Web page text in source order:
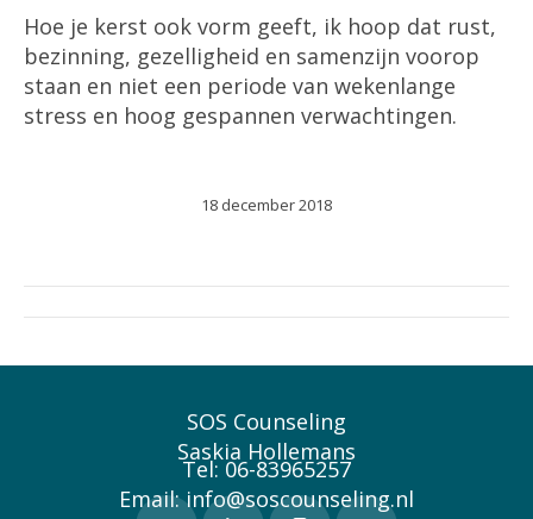
Hoe je kerst ook vorm geeft, ik hoop dat rust,
bezinning, gezelligheid en samenzijn voorop
staan en niet een periode van wekenlange
stress en hoog gespannen verwachtingen.
18 december 2018
SOS Counseling
Saskia Hollemans
Tel: 06-83965257
Email: info@soscounseling.nl
Vind ons op: